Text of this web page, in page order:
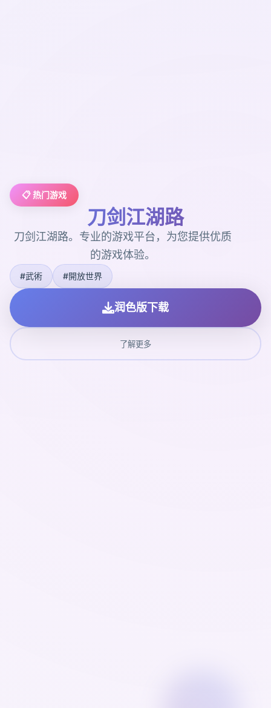
📋 热门游戏
刀剑江湖路
刀剑江湖路。专业的游戏平台，为您提供优质
的游戏体验。
#武術 #開放世界
润色版下载
了解更多